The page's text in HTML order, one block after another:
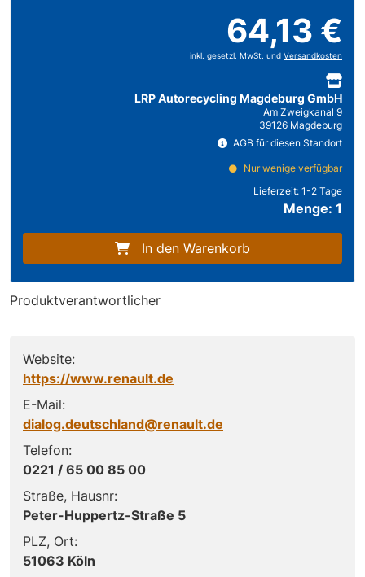
64,13 €
inkl. gesetzl. MwSt. und Versandkosten
LRP Autorecycling Magdeburg GmbH
Am Zweigkanal 9
39126 Magdeburg
AGB für diesen Standort
Nur wenige verfügbar
Lieferzeit: 1-2 Tage
Menge: 1
In den Warenkorb
Produktverantwortlicher
Website:
https://www.renault.de
E-Mail:
dialog.deutschland@renault.de
Telefon:
0221 / 65 00 85 00
Straße, Hausnr:
Peter-Huppertz-Straße 5
PLZ, Ort:
51063 Köln